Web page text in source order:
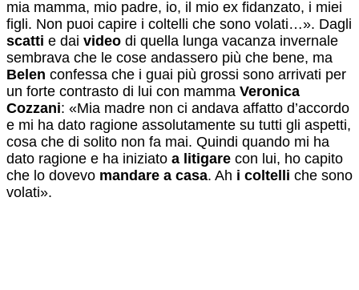
mia mamma, mio padre, io, il mio ex fidanzato, i miei
figli. Non puoi capire i coltelli che sono volati…». Dagli
scatti e dai video di quella lunga vacanza invernale
sembrava che le cose andassero più che bene, ma
Belen confessa che i guai più grossi sono arrivati per
un forte contrasto di lui con mamma Veronica
Cozzani: «Mia madre non ci andava affatto d’accordo
e mi ha dato ragione assolutamente su tutti gli aspetti,
cosa che di solito non fa mai. Quindi quando mi ha
dato ragione e ha iniziato a litigare con lui, ho capito
che lo dovevo mandare a casa. Ah i coltelli che sono
volati».